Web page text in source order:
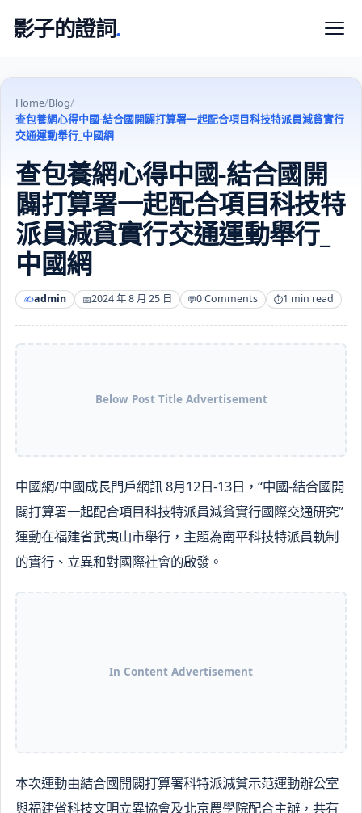
影子的證詞.
Home/Blog/
查包養網心得中國-結合國開闢打算署一起配合項目科技特派員減貧實行
交通運動舉行_中國網
查包養網心得中國-結合國開
闢打算署一起配合項目科技特
派員減貧實行交通運動舉行_
中國網
admin 2024 年 8 月 25 日 0 Comments 1 min read
Below Post Title Advertisement
中國網/中國成長門戶網訊 8月12日-13日，“中國-結合國開
闢打算署一起配合項目科技特派員減貧實行國際交通研究”
運動在福建省武夷山市舉行，主題為南平科技特派員軌制
的實行、立異和對國際社會的啟發。
In Content Advertisement
本次運動由結合國開闢打算署科特派減貧示范運動辦公室
與福建省科技文明立異協會及北京農學院配合主辦，共有